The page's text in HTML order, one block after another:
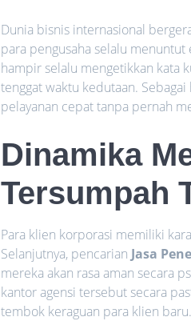
Dunia bisnis internasional
para pengusaha selalu
hampir selalu mengetikkan kata
tenggat waktu kedutaan.
pelayanan cepat tanpa pernah
Dinamika
Tersumpah
Para klien korporasi memiliki
Selanjutnya, pencarian Jasa
mereka akan rasa aman secara
kantor agensi tersebut secara
tembok keraguan para klien baru.